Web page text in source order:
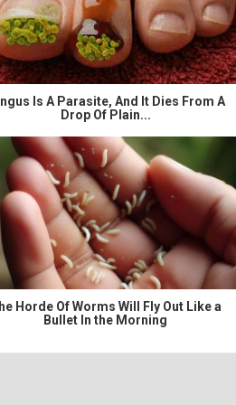
Is A Parasite, And It Dies From A
Drop Of Plain...
Horde Of Worms Will Fly Out Like a
Bullet In the Morning